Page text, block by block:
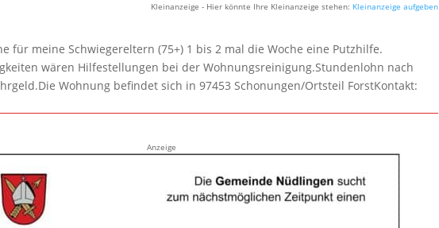
Kleinanzeige - Hier könnte Ihre Kleinanzeige stehen: Kleinanzeige aufgeben
für meine Schwiegereltern (75+) 1 bis 2 mal die Woche eine Putzhilfe.
wären Hilfestellungen bei der Wohnungsreinigung.Stundenlohn nach
Wohnung befindet sich in 97453 Schonungen/Ortsteil ForstKontakt:
Anzeige